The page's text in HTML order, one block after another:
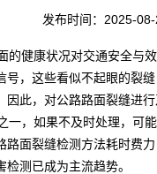
发布时间：2025-
健康状况对交通安全与
，这些看似不起眼的裂
因此，对公路路面裂缝进
，如果不及时处理，可
面裂缝检测方法耗时费
测已成为主流趋势。